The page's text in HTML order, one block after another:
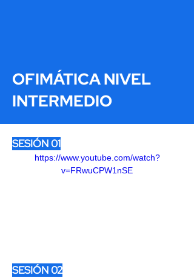
OFIMÁTICA NIVEL
INTERMEDIO
SESIÓN 01
https://www.youtube.com/watch?
v=FRwuCPW1nSE
SESIÓN 02